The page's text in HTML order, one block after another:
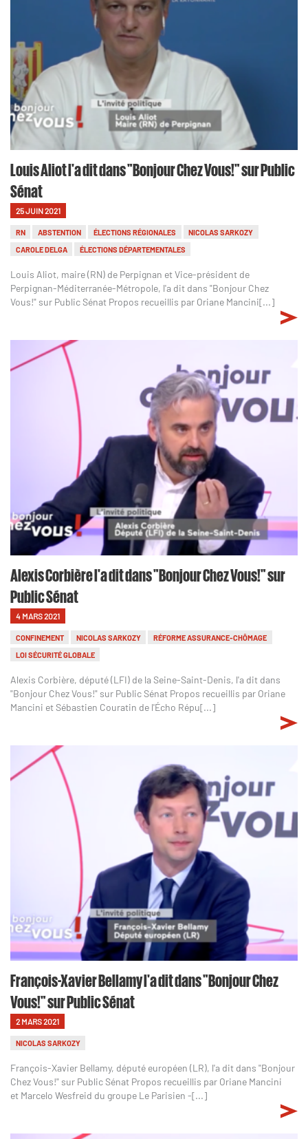
Louis Aliot l'a dit dans "Bonjour Chez Vous!" sur Public
Sénat
25 JUIN 2021
RN ABSTENTION ÉLECTIONS RÉGIONALES
NICOLAS SARKOZY
CAROLE DELGA
ÉLECTIONS DÉPARTEMENTALES
Louis Aliot, maire (RN) de Perpignan et Vice-président de
Perpignan-Méditerranée-Métropole, l'a dit dans "Bonjour Chez
Vous!" sur Public Sénat Propos recueillis par Oriane Mancini[...]
Alexis Corbière l'a dit dans "Bonjour Chez Vous!" sur
Public Sénat
4 MARS 2021
CONFINEMENT NICOLAS SARKOZY
RÉFORME ASSURANCE-CHÔMAGE
LOI SÉCURITÉ GLOBALE
Alexis Corbière, député (LFI) de la Seine-Saint-Denis, l'a dit dans
"Bonjour Chez Vous!" sur Public Sénat Propos recueillis par Oriane
Mancini et Sébastien Couratin de l'Écho Répu[...]
François-Xavier Bellamy l'a dit dans "Bonjour Chez
Vous!" sur Public Sénat
2 MARS 2021
NICOLAS SARKOZY
François-Xavier Bellamy, député européen (LR), l'a dit dans "Bonjour
Chez Vous!" sur Public Sénat Propos recueillis par Oriane Mancini
et Marcelo Wesfreid du groupe Le Parisien -[...]